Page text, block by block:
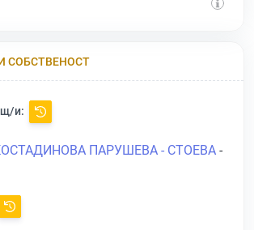
СОБСТВЕНОСТ
и:
ПАРУШЕВА - СТОЕВА -